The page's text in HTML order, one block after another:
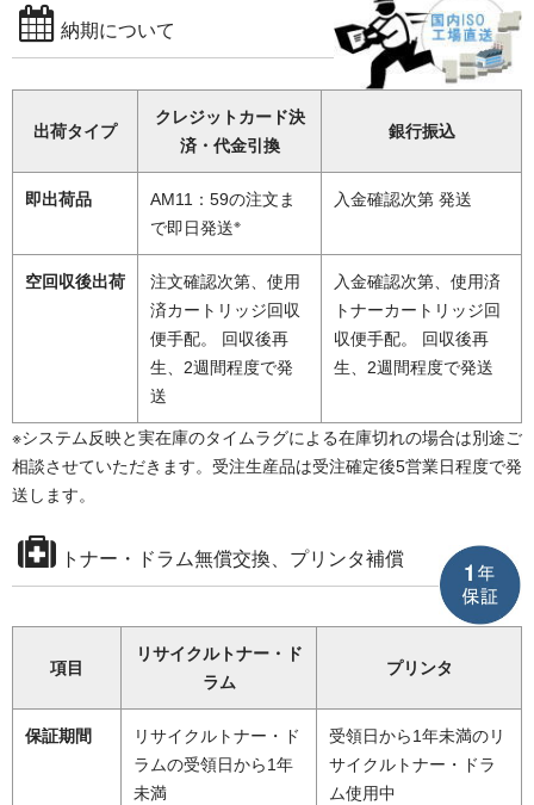
納期について
出荷タイプ
クレジットカード決
済・代金引換
銀行振込
即出荷品
AM11：59の注文ま
で即日発送※
入金確認次第 発送
空回収後出荷
注文確認次第、使用
済カートリッジ回収
便手配。 回収後再
生、2週間程度で発
送
入金確認次第、使用済
トナーカートリッジ回
収便手配。 回収後再
生、2週間程度で発送
※システム反映と実在庫のタイムラグによる在庫切れの場合は別途ご
相談させていただきます。受注生産品は受注確定後5営業日程度で発
送します。
トナー・ドラム無償交換、プリンタ補償
項目
リサイクルトナー・ド
ラム
プリンタ
保証期間
リサイクルトナー・ド
ラムの受領日から1年
未満
受領日から1年未満のリ
サイクルトナー・ドラ
ム使用中